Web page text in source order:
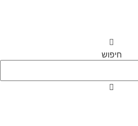
חיפוש